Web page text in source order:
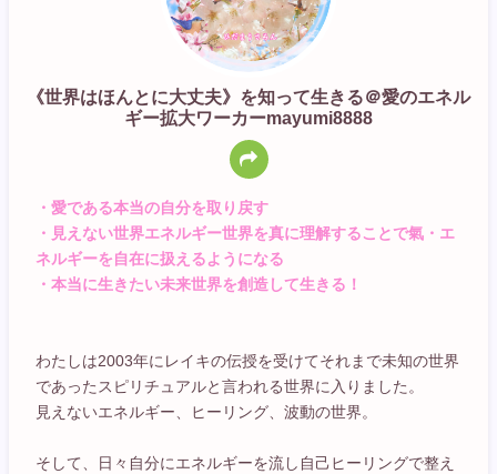
《世界はほんとに大丈夫》を知って生きる＠愛のエネル
ギー拡大ワーカーmayumi8888
・愛である本当の自分を取り戻す
・見えない世界エネルギー世界を真に理解することで氣・エ
ネルギーを自在に扱えるようになる
・本当に生きたい未来世界を創造して生きる！
わたしは2003年にレイキの伝授を受けてそれまで未知の世界
であったスピリチュアルと言われる世界に入りました。
見えないエネルギー、ヒーリング、波動の世界。
そして、日々自分にエネルギーを流し自己ヒーリングで整え